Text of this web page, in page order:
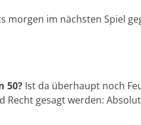
morgen im nächsten Spiel
50? Ist da überhaupt noch
Recht gesagt werden: